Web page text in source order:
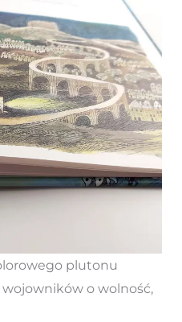
plutonu
o wolność,